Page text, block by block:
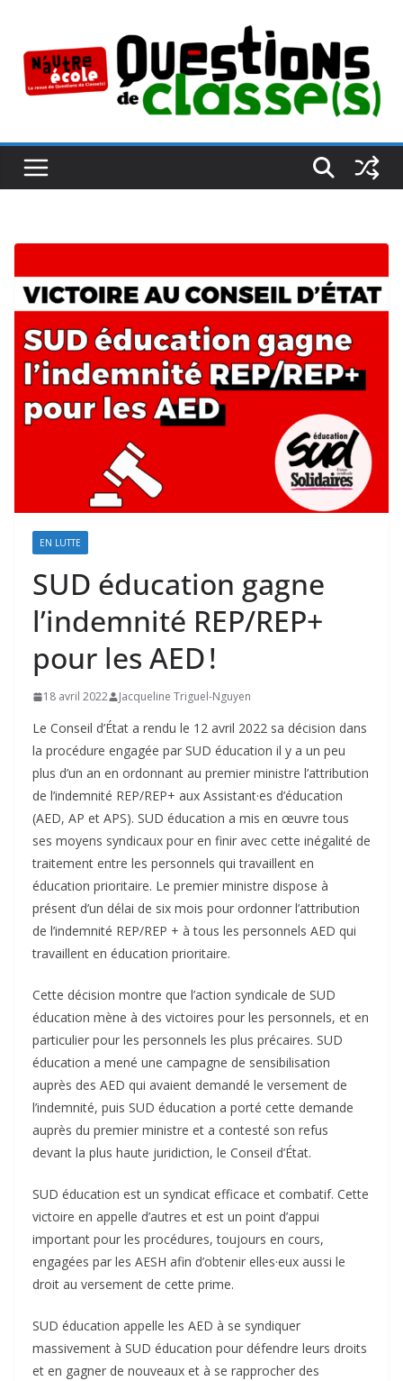
contenu
EN LUTTE
SUD éducation gagne
l’indemnité REP/REP+
pour les AED !
18 avril 2022 Jacqueline Triguel-Nguyen
Le Conseil d’État a rendu le 12 avril 2022 sa décision dans
la procédure engagée par SUD éducation il y a un peu
plus d’un an en ordonnant au premier ministre l’attribution
de l’indemnité REP/REP+ aux Assistant·es d’éducation
(AED, AP et APS). SUD éducation a mis en œuvre tous
ses moyens syndicaux pour en finir avec cette inégalité de
traitement entre les personnels qui travaillent en
éducation prioritaire. Le premier ministre dispose à
présent d’un délai de six mois pour ordonner l’attribution
de l’indemnité REP/REP + à tous les personnels AED qui
travaillent en éducation prioritaire.
Cette décision montre que l’action syndicale de SUD
éducation mène à des victoires pour les personnels, et en
particulier pour les personnels les plus précaires. SUD
éducation a mené une campagne de sensibilisation
auprès des AED qui avaient demandé le versement de
l’indemnité, puis SUD éducation a porté cette demande
auprès du premier ministre et a contesté son refus
devant la plus haute juridiction, le Conseil d’État.
SUD éducation est un syndicat efficace et combatif. Cette
victoire en appelle d’autres et est un point d’appui
important pour les procédures, toujours en cours,
engagées par les AESH afin d’obtenir elles·eux aussi le
droit au versement de cette prime.
SUD éducation appelle les AED à se syndiquer
massivement à SUD éducation pour défendre leurs droits
et en gagner de nouveaux et à se rapprocher des